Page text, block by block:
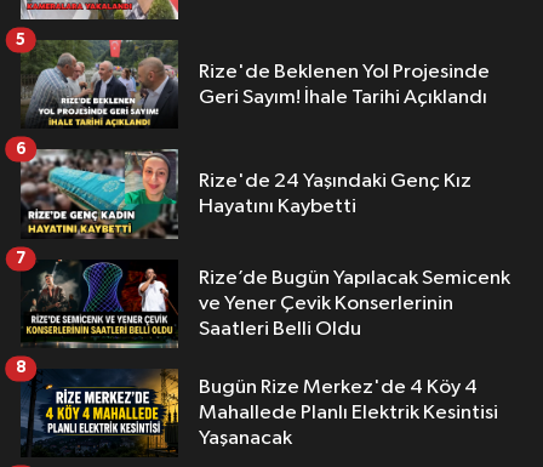
Rize'de Beklenen Yol Projesinde
Geri Sayım! İhale Tarihi Açıklandı
5
Rize'de 24 Yaşındaki Genç Kız
Hayatını Kaybetti
6
Rize’de Bugün Yapılacak Semicenk
ve Yener Çevik Konserlerinin
Saatleri Belli Oldu
7
Bugün Rize Merkez'de 4 Köy 4
Mahallede Planlı Elektrik Kesintisi
Yaşanacak
8